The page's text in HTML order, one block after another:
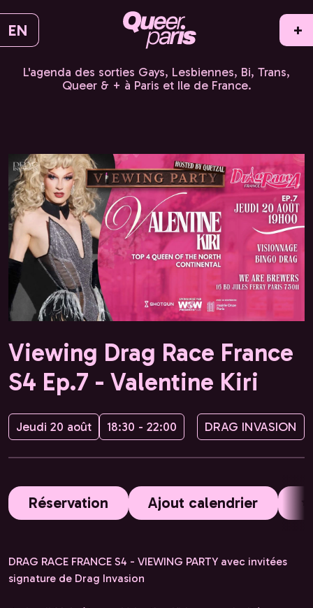
EN +
L'agenda des sorties Gays, Lesbiennes, Bi, Trans,
Queer & + à Paris et Ile de France.
Viewing Drag Race France
S4 Ep.7 - Valentine Kiri
Jeudi 20 août 18:30 - 22:00 DRAG INVASION
Réservation Ajout calendrier
DRAG RACE FRANCE S4 - VIEWING PARTY avec invitées
signature de Drag Invasion